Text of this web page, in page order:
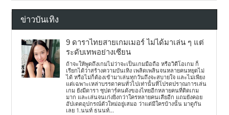
ข่าวบันเทิง
9 ดาราไทยสายเกมเมอร์ ไม่ได้มาเล่น ๆ แต่
ระดับเทพอย่างเซียน
ถ้าจะให้พูดถึงเกมไม่ว่าจะเป็นเกมมือถือ หรือวิดีโอเกม ก็
เรียกได้ว่าสร้างความบันเทิง เพลิดเพลินจนหลายคนหยุดไม่
ได้ หรือไม่ก็ต้องเข้ามาเล่นทุกวันถึงจะสบายใจ และไม่เพียง
แต่เฉพาะเหล่าบรรดาคนทั่วไปเท่านั้นที่โปรดปราณการเล่น
เกม ยังมีดารา ซุปตาร์คนดังของไทยอีกหลายคนที่ติดเกม
มาก และเล่นจนเก่งยิ่งกว่าใครหลายคนเสียอีก แถมยังคอย
อัปเดตอุปกรณ์ตัวใหม่อยู่เสมอ ว่าแต่มีใครบ้างนั้น มาดูกัน
เลย 1.นนท์ ธนนท์...